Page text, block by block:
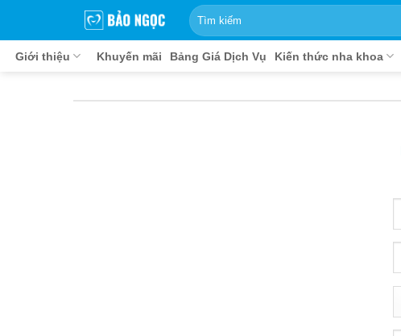
Giới thiệu Khuyến mãi Bảng Giá Dịch Vụ Kiến thức nha khoa